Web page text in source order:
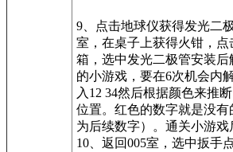
9、点击地球仪获得发光二
室，在桌子上获得火钳，
箱，选中发光二极管安装
的小游戏，要在6次机会内
入12 34然后根据颜色来推
位置。红色的数字就是没
为后续数字）。通关小游戏
10、返回005室，选中扳手